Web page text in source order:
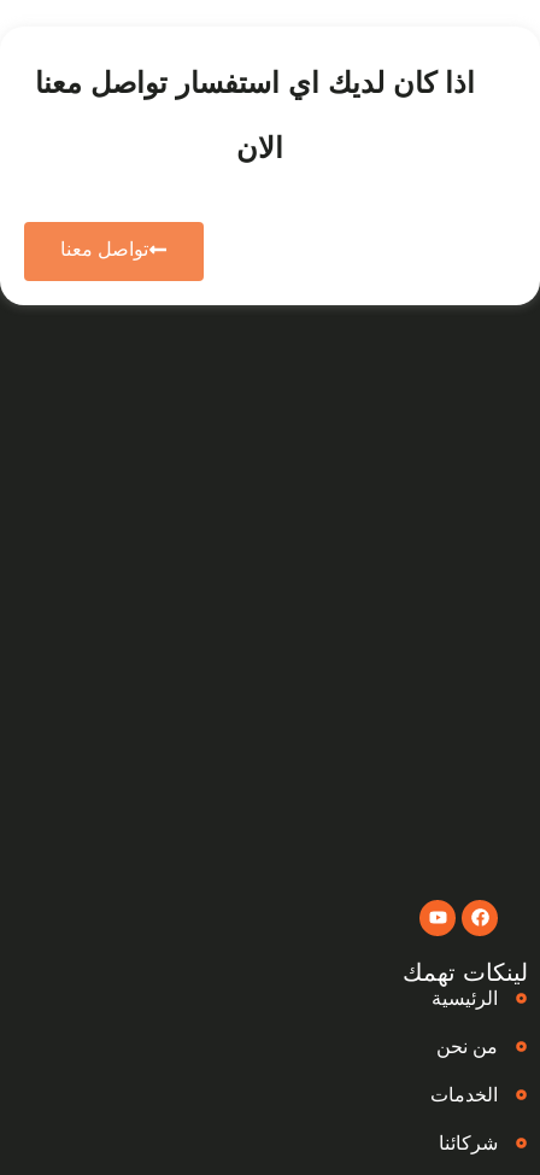
اذا كان لديك اي استفسار تواصل معنا
الان
تواصل معنا
لينكات تهمك
الرئيسية
من نحن
الخدمات
شركائنا